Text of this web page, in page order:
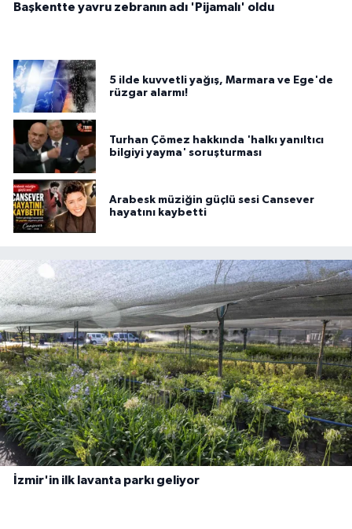
Başkentte yavru zebranın adı 'Pijamalı' oldu
5 ilde kuvvetli yağış, Marmara ve Ege'de
rüzgar alarmı!
Turhan Çömez hakkında 'halkı yanıltıcı
bilgiyi yayma' soruşturması
Arabesk müziğin güçlü sesi Cansever
hayatını kaybetti
İzmir'in ilk lavanta parkı geliyor